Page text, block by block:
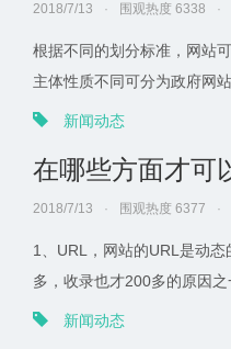
2018/7/13 · 围观热度 6338 ·
根据不同的划分标准，网站
主体性质不同可分为政府网
研机构网站、个人网站、其
站、专业网站等，对于草根
际的。以下，笔者就通过简
新闻动态
在哪些方面才可
2018/7/13 · 围观热度 6377 ·
1、URL，网站的URL是动
多，收录也才200多的原因
网站收录，所以这个必须改
新闻动态